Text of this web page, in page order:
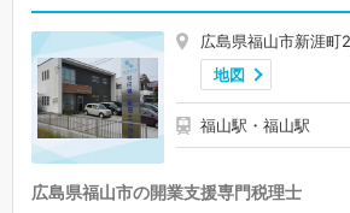
広島県福山市新涯町
地図
福山駅・福山駅
広島県福山市の開業支援専門税理士